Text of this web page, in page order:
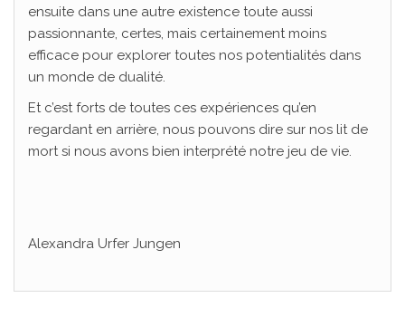
ensuite dans une autre existence toute aussi
passionnante, certes, mais certainement moins
efficace pour explorer toutes nos potentialités dans
un monde de dualité.
Et c’est forts de toutes ces expériences qu’en
regardant en arrière, nous pouvons dire sur nos lit de
mort si nous avons bien interprété notre jeu de vie.
Alexandra Urfer Jungen